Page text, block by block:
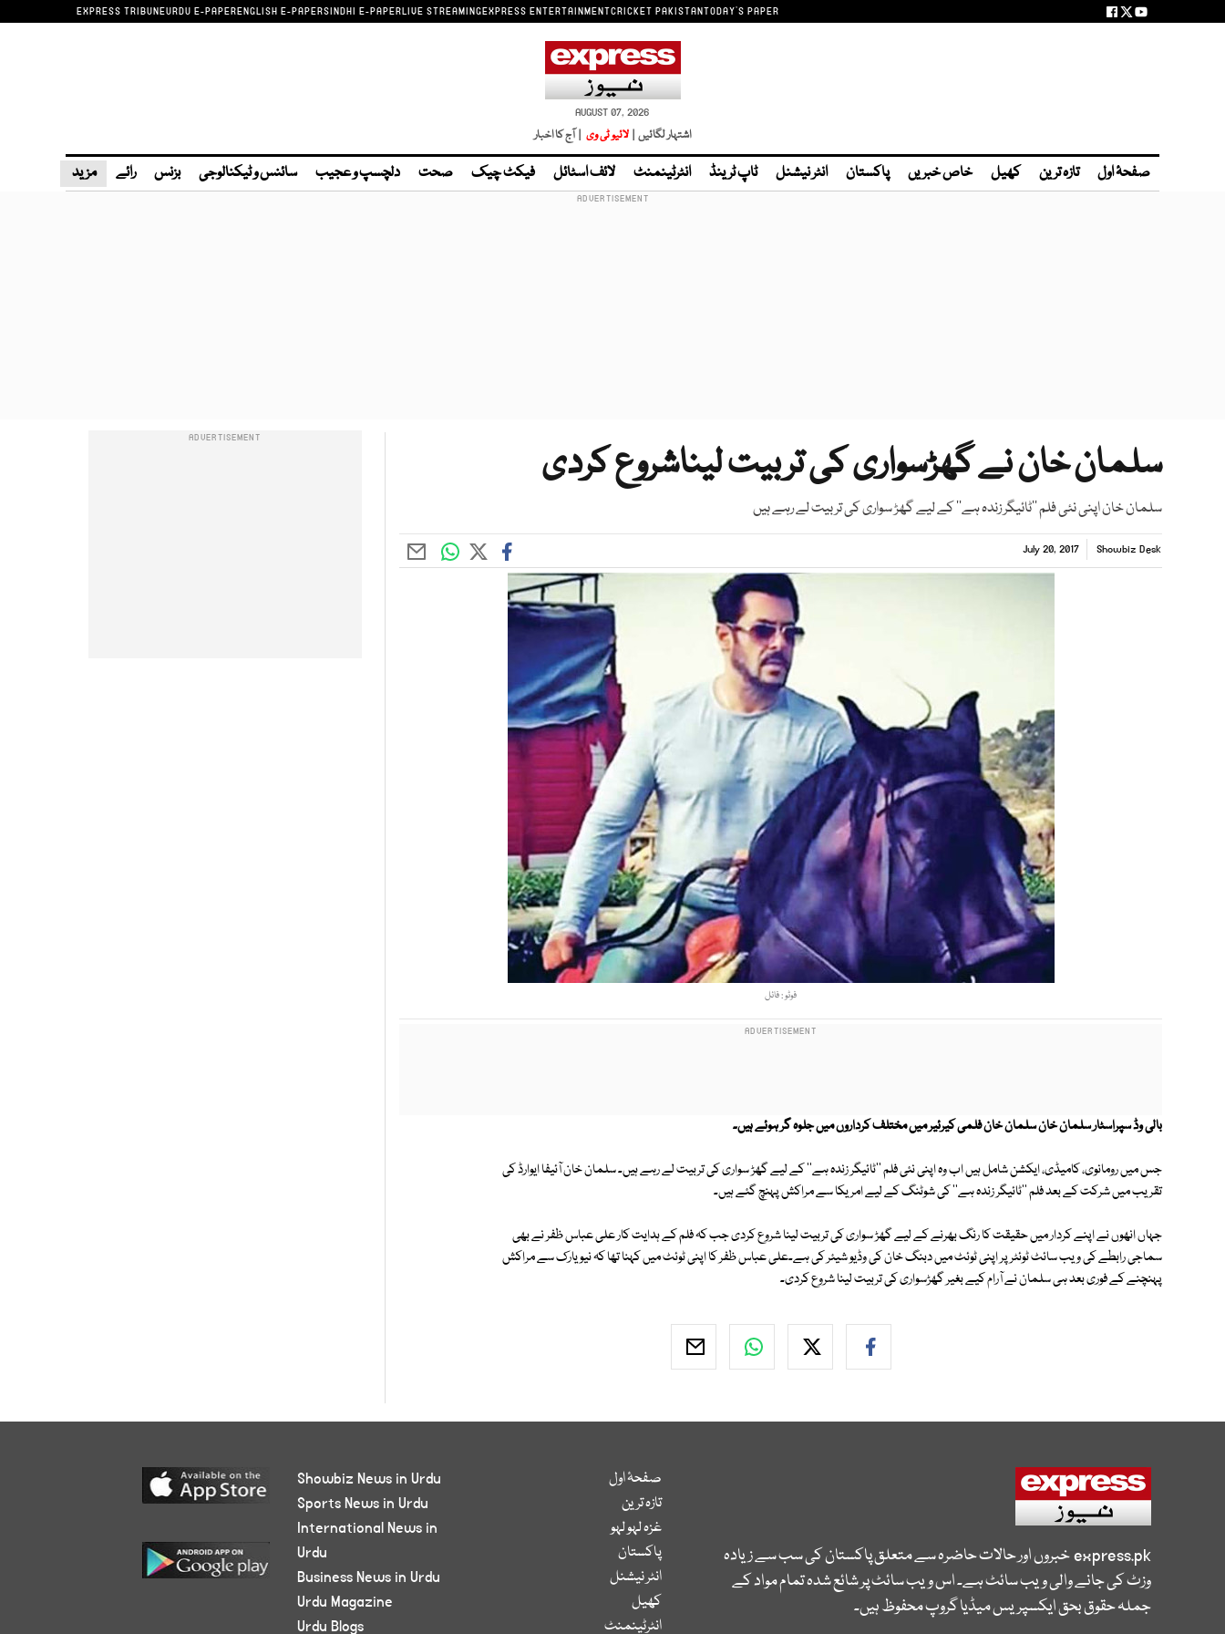
EXPRESS TRIBUNEURDU E-PAPERENGLISH E-PAPERSINDHI E-PAPERLIVE STREAMINGEXPRESS ENTERTAINMENTCRICKET PAKISTANTODAY'S PAPER
AUGUST 07, 2026
اشتہار لگائیں | لائیو ٹی وی | آج کا اخبار
صفحۂ اول تازہ ترین کھیل خاص خبریں پاکستان انٹر نیشنل ٹاپ ٹرینڈ انٹرٹینمنٹ لائف اسٹائل فیکٹ چیک صحت دلچسپ و عجیب سائنس و ٹیکنالوجی بزنس رائے مزید
سلمان خان نے گھڑسواری کی تربیت لیناشروع کردی
سلمان خان اپنی نئی فلم ’’ٹائیگر زندہ ہے‘‘ کے لیے گھڑ سواری کی تربیت لے رہے ہیں
Showbiz Desk
July 20, 2017
فوٹو : فائل
بالی وڈ سپراسٹار سلمان خان سلمان خان فلمی کیرئیر میں مختلف کرداروں میں جلوہ گر ہوئے ہیں۔
جس میں رومانوی، کامیڈی، ایکشن شامل ہیں اب وہ اپنی نئی فلم ''ٹائیگر زندہ ہے'' کے لیے گھڑ سواری کی تربیت لے رہے ہیں۔ سلمان خان آئیفا ایوارڈ کی
تقریب میں شرکت کے بعد فلم ''ٹائیگر زندہ ہے'' کی شوٹنگ کے لیے امریکا سے مراکش پہنچ گئے ہیں۔
جہاں انھوں نے اپنے کردار میں حقیقت کا رنگ بھرنے کے لیے گھڑ سواری کی تربیت لینا شروع کردی جب کہ فلم کے ہدایت کار علی عباس ظفر نے بھی
سماجی رابطے کی ویب سائٹ ٹوئٹر پر اپنی ٹوئٹ میں دبنگ خان کی وڈیو شیئر کی ہے۔علی عباس ظفر کا اپنی ٹوئٹ میں کہنا تھا کہ نیویارک سے مراکش
پہنچنے کے فوری بعد ہی سلمان نے آرام کیے بغیر گھڑسواری کی تربیت لینا شروع کردی۔
express.pkخبروں اور حالات حاضرہ سے متعلق پاکستان کی سب سے زیادہ
وزٹ کی جانے والی ویب سائٹ ہے۔ اس ویب سائٹ پر شائع شدہ تمام مواد کے
جملہ حقوق بحق ایکسپریس میڈیا گروپ محفوظ ہیں۔
صفحۂ اول
تازہ ترین
غزہ لہو لہو
پاکستان
انٹر نیشنل
کھیل
انٹرٹینمنٹ
Showbiz News in Urdu
Sports News in Urdu
International News in
Urdu
Business News in Urdu
Urdu Magazine
Urdu Blogs